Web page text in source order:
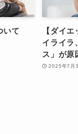
いて
【ダイ
イライラ
ス」が原
2025年7月